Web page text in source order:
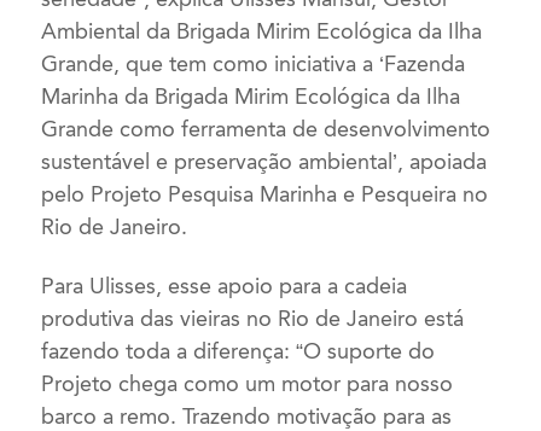
Ambiental da Brigada Mirim Ecológica da Ilha
Grande, que tem como iniciativa a ‘Fazenda
Marinha da Brigada Mirim Ecológica da Ilha
Grande como ferramenta de desenvolvimento
sustentável e preservação ambiental’, apoiada
pelo Projeto Pesquisa Marinha e Pesqueira no
Rio de Janeiro.
Para Ulisses, esse apoio para a cadeia
produtiva das vieiras no Rio de Janeiro está
fazendo toda a diferença: “O suporte do
Projeto chega como um motor para nosso
barco a remo. Trazendo motivação para as